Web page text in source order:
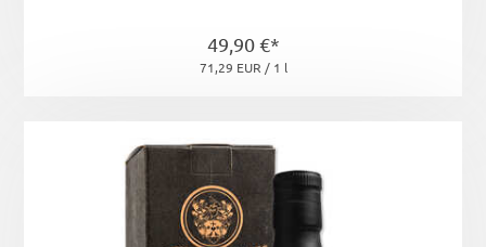
49,90 €*
71,29 EUR / 1 l